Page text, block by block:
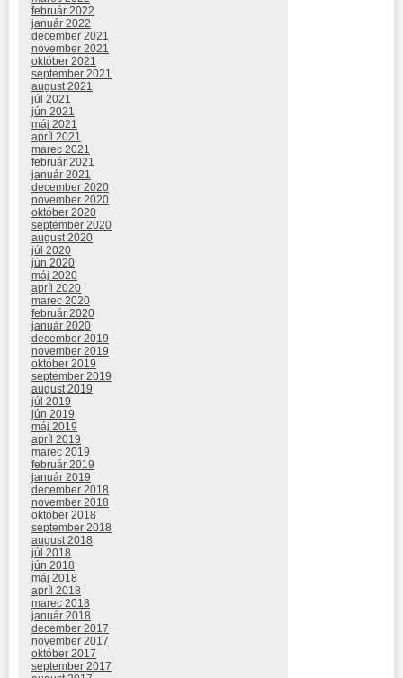
február 2022
január 2022
december 2021
november 2021
október 2021
september 2021
august 2021
júl 2021
jún 2021
máj 2021
apríl 2021
marec 2021
február 2021
január 2021
december 2020
november 2020
október 2020
september 2020
august 2020
júl 2020
jún 2020
máj 2020
apríl 2020
marec 2020
február 2020
január 2020
december 2019
november 2019
október 2019
september 2019
august 2019
júl 2019
jún 2019
máj 2019
apríl 2019
marec 2019
február 2019
január 2019
december 2018
november 2018
október 2018
september 2018
august 2018
júl 2018
jún 2018
máj 2018
apríl 2018
marec 2018
január 2018
december 2017
november 2017
október 2017
september 2017